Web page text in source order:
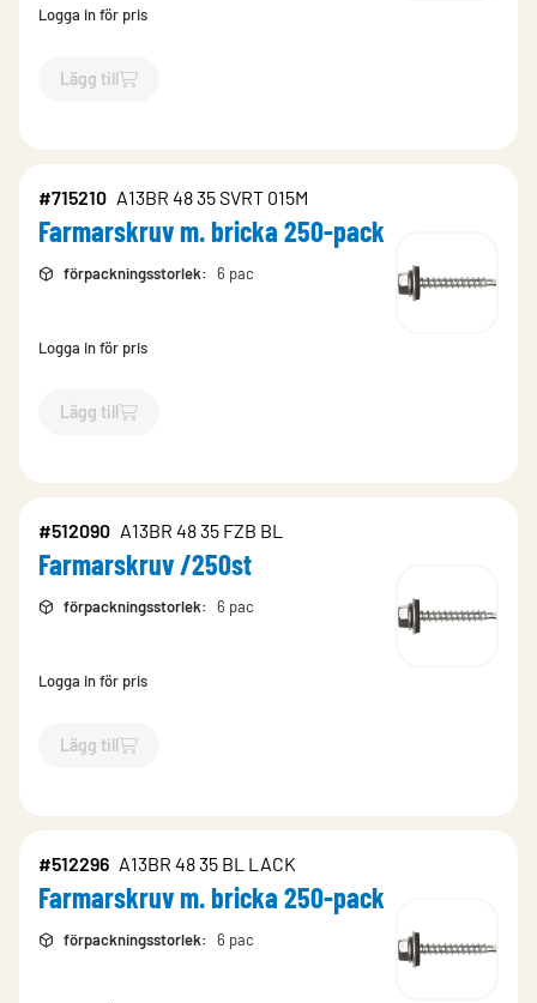
Logga in för pris
Lägg till
`$Lägg till
#715210 A13BR 48 35 SVRT 015M
Farmarskruv m. bricka 250-pack
förpackningsstorlek: 6 pac
Logga in för pris
Lägg till
`$Lägg till
#512090 A13BR 48 35 FZB BL
Farmarskruv /250st
förpackningsstorlek: 6 pac
Logga in för pris
Lägg till
`$Lägg till
#512296 A13BR 48 35 BL LACK
Farmarskruv m. bricka 250-pack
förpackningsstorlek: 6 pac